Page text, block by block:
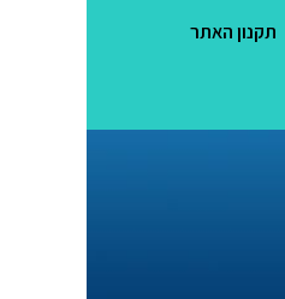
תקנון האתר